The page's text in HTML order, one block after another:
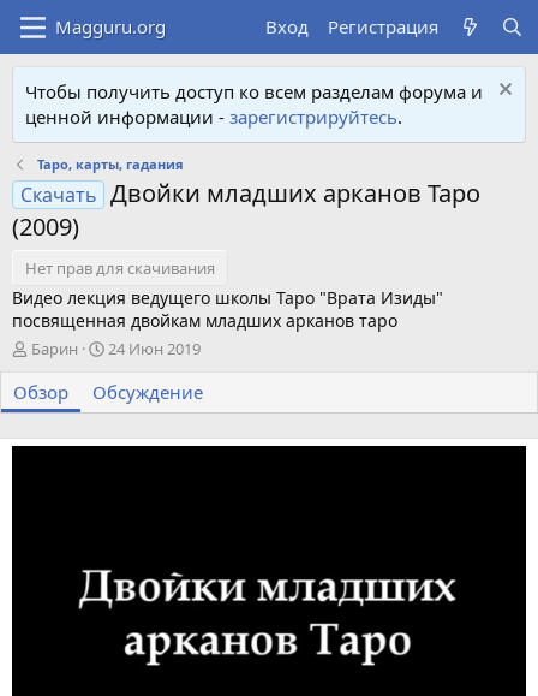
Вход Регистрация
Чтобы получить доступ ко всем разделам форума и
ценной информации - зарегистрируйтесь.
Таро, карты, гадания
Скачать Двойки младших арканов Таро
(2009)
Нет прав для скачивания
Видео лекция ведущего школы Таро "Врата Изиды"
посвященная двойкам младших арканов таро
А
т
о
р
Барин
Д
т
а
с
я
24 Июн 2019
Обзор Обсуждение